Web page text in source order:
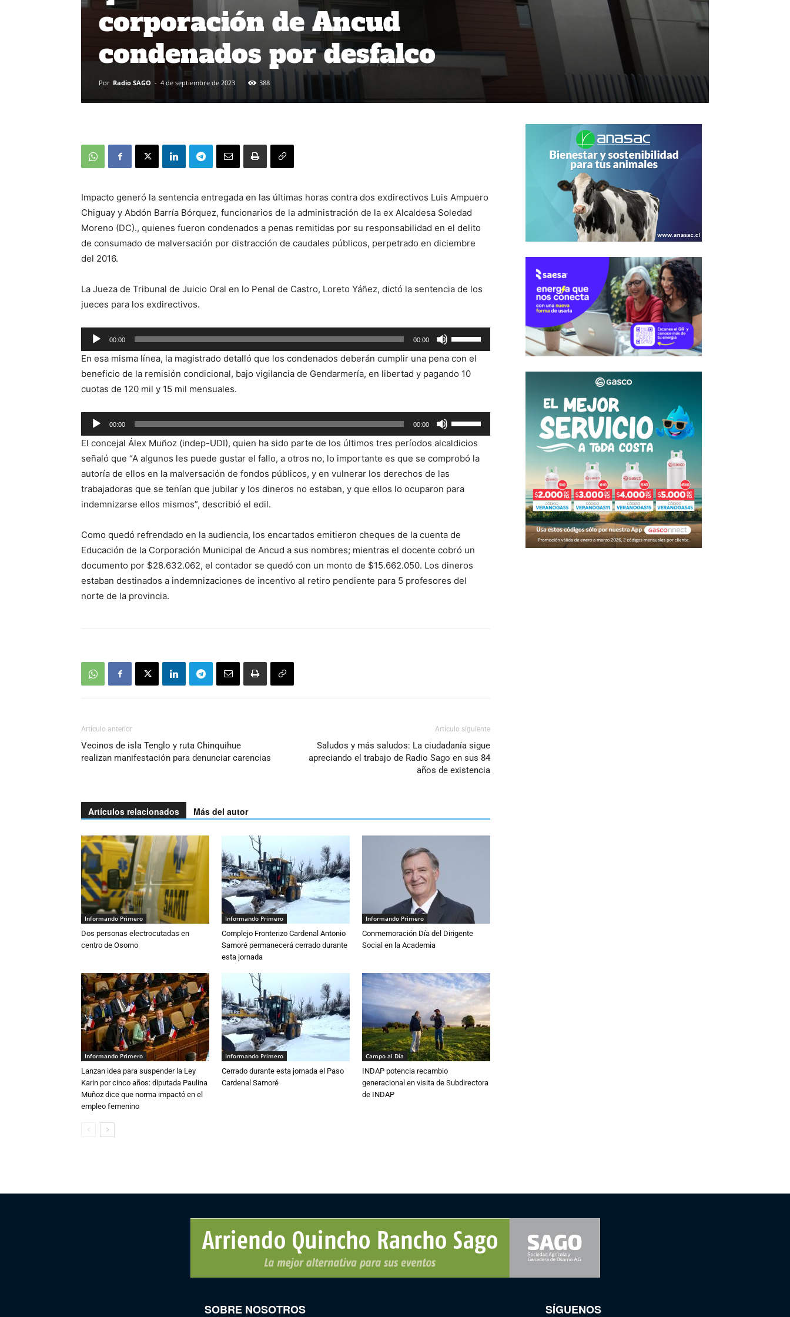
corporación de Ancud
condenados por desfalco
Por Radio SAGO - 4 de septiembre de 2023 388
Impacto generó la sentencia entregada en las últimas horas contra dos exdirectivos Luis Ampuero
Chiguay y Abdón Barría Bórquez, funcionarios de la administración de la ex Alcaldesa Soledad
Moreno (DC)., quienes fueron condenados a penas remitidas por su responsabilidad en el delito
de consumado de malversación por distracción de caudales públicos, perpetrado en diciembre
del 2016.
La Jueza de Tribunal de Juicio Oral en lo Penal de Castro, Loreto Yáñez, dictó la sentencia de los
jueces para los exdirectivos.
Reproductor
de
audio
00:00 00:00
las
teclas
de
arriba/abajo
para
aumentar
o
el
En esa misma línea, la magistrado detalló que los condenados deberán cumplir una pena con el
beneficio de la remisión condicional, bajo vigilancia de Gendarmería, en libertad y pagando 10
cuotas de 120 mil y 15 mil mensuales.
Reproductor
de
audio
00:00 00:00
las
teclas
de
arriba/abajo
o
disminuir
el
volumen.
El concejal Álex Muñoz (indep-UDI), quien ha sido parte de los últimos tres períodos alcaldicios
señaló que “A algunos les puede gustar el fallo, a otros no, lo importante es que se comprobó la
autoría de ellos en la malversación de fondos públicos, y en vulnerar los derechos de las
trabajadoras que se tenían que jubilar y los dineros no estaban, y que ellos lo ocuparon para
indemnizarse ellos mismos”, describió el edil.
Como quedó refrendado en la audiencia, los encartados emitieron cheques de la cuenta de
Educación de la Corporación Municipal de Ancud a sus nombres; mientras el docente cobró un
documento por $28.632.062, el contador se quedó con un monto de $15.662.050. Los dineros
estaban destinados a indemnizaciones de incentivo al retiro pendiente para 5 profesores del
norte de la provincia.
Artículo anterior
Vecinos de isla Tenglo y ruta Chinquihue
realizan manifestación para denunciar carencias
Artículo siguiente
Saludos y más saludos: La ciudadanía sigue
apreciando el trabajo de Radio Sago en sus 84
años de existencia
Artículos relacionados Más del autor
Informando Primero
Dos personas electrocutadas en
centro de Osorno
Informando Primero
Complejo Fronterizo Cardenal Antonio
Samoré permanecerá cerrado durante
esta jornada
Informando Primero
Conmemoración Día del Dirigente
Social en la Academia
Informando Primero
Lanzan idea para suspender la Ley
Karin por cinco años: diputada Paulina
Muñoz dice que norma impactó en el
empleo femenino
Informando Primero
Cerrado durante esta jornada el Paso
Cardenal Samoré
Campo al Día
INDAP potencia recambio
generacional en visita de Subdirectora
de INDAP
SOBRE NOSOTROS SÍGUENOS